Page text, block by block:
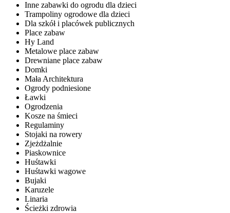
Inne zabawki do ogrodu dla dzieci
Trampoliny ogrodowe dla dzieci
Dla szkół i placówek publicznych
Place zabaw
Hy Land
Metalowe place zabaw
Drewniane place zabaw
Domki
Mała Architektura
Ogrody podniesione
Ławki
Ogrodzenia
Kosze na śmieci
Regulaminy
Stojaki na rowery
Zjeżdżalnie
Piaskownice
Huśtawki
Huśtawki wagowe
Bujaki
Karuzele
Linaria
Ścieżki zdrowia